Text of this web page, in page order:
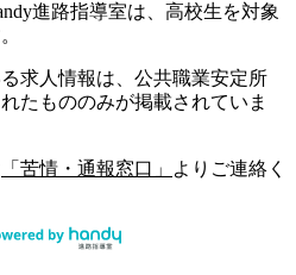
進路指導室は、高校生を対象
求人情報は、公共職業安定所
たもののみが掲載されていま
「苦情・通報窓口」
よりご連絡く